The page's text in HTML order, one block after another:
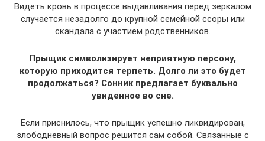
Видеть кровь в процессе выдавливания перед зеркалом
случается незадолго до крупной семейной ссоры или
скандала с участием родственников.
Прыщик символизирует неприятную персону,
которую приходится терпеть. Долго ли это будет
продолжаться? Сонник предлагает буквально
увиденное во сне.
Если приснилось, что прыщик успешно ликвидирован,
злободневный вопрос решится сам собой. Связанные с